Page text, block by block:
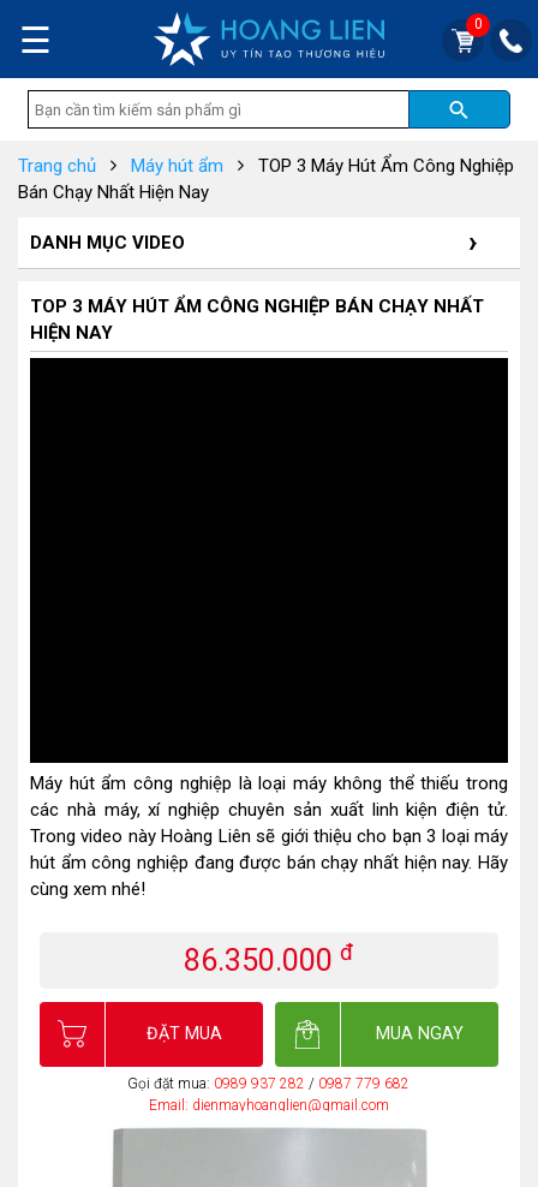
☰ 0
Trang chủ Máy hút ẩm
TOP 3 Máy Hút Ẩm Công Nghiệp
Bán Chạy Nhất Hiện Nay
DANH MỤC VIDEO
TOP 3 MÁY HÚT ẨM CÔNG NGHIỆP BÁN CHẠY NHẤT
HIỆN NAY
Máy hút ẩm công nghiệp là loại máy không thể thiếu trong
các nhà máy, xí nghiệp chuyên sản xuất linh kiện điện tử.
Trong video này Hoàng Liên sẽ giới thiệu cho bạn 3 loại máy
hút ẩm công nghiệp đang được bán chạy nhất hiện nay. Hãy
cùng xem nhé!
86.350.000đ
ĐẶT MUA MUA NGAY
Gọi đặt mua: 0989 937 282/ 0987 779 682
Email: dienmayhoanglien@gmail.com